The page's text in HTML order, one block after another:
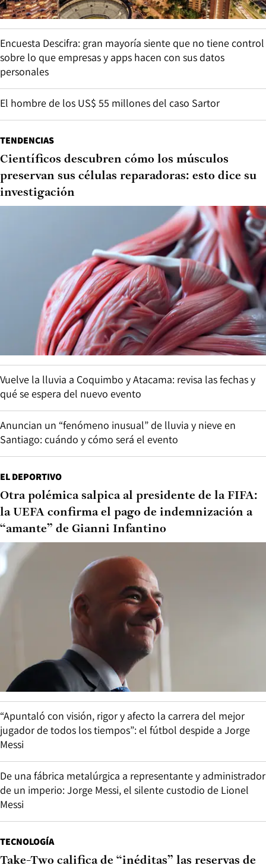
Encuesta Descifra: gran mayoría siente que no tiene control
sobre lo que empresas y apps hacen con sus datos
personales
El hombre de los US$ 55 millones del caso Sartor
TENDENCIAS
Científicos descubren cómo los músculos
preservan sus células reparadoras: esto dice su
investigación
Vuelve la lluvia a Coquimbo y Atacama: revisa las fechas y
qué se espera del nuevo evento
Anuncian un “fenómeno inusual” de lluvia y nieve en
Santiago: cuándo y cómo será el evento
EL DEPORTIVO
Otra polémica salpica al presidente de la FIFA:
la UEFA confirma el pago de indemnización a
“amante” de Gianni Infantino
“Apuntaló con visión, rigor y afecto la carrera del mejor
jugador de todos los tiempos”: el fútbol despide a Jorge
Messi
De una fábrica metalúrgica a representante y administrador
de un imperio: Jorge Messi, el silente custodio de Lionel
Messi
TECNOLOGÍA
Take-Two califica de “inéditas” las reservas de